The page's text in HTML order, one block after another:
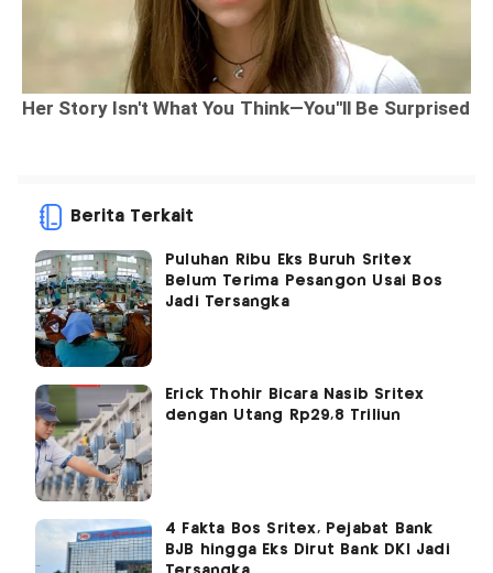
Berita Terkait
Puluhan Ribu Eks Buruh Sritex
Belum Terima Pesangon Usai Bos
Jadi Tersangka
Erick Thohir Bicara Nasib Sritex
dengan Utang Rp29,8 Triliun
4 Fakta Bos Sritex, Pejabat Bank
BJB hingga Eks Dirut Bank DKI Jadi